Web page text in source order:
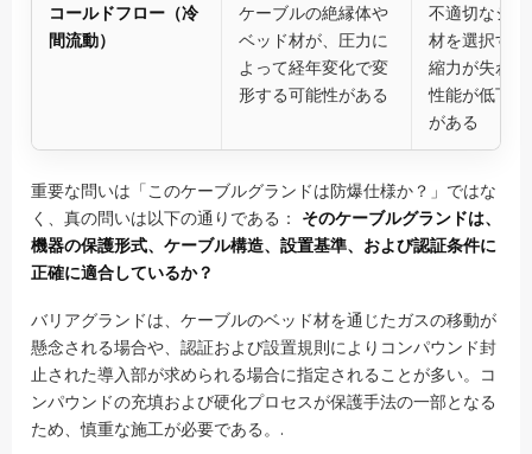
コールドフロー（冷
間流動）
ケーブルの絶縁体や
ベッド材が、圧力に
よって経年変化で変
形する可能性がある
不適切なシ
材を選択す
縮力が失わ
性能が低下
がある
重要な問いは「このケーブルグランドは防爆仕様か？」ではな
く、真の問いは以下の通りである： そのケーブルグランドは、
機器の保護形式、ケーブル構造、設置基準、および認証条件に
正確に適合しているか？
バリアグランドは、ケーブルのベッド材を通じたガスの移動が
懸念される場合や、認証および設置規則によりコンパウンド封
止された導入部が求められる場合に指定されることが多い。コ
ンパウンドの充填および硬化プロセスが保護手法の一部となる
ため、慎重な施工が必要である。.